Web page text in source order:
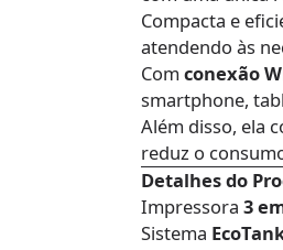
Compacta e
atendendo às
Com conexão
smartphone,
Além disso, ela
reduz o
Detalhes do
Impressora 3
Sistema